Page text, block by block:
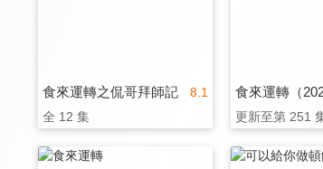
8.1
食來運轉之侃哥拜師記
全 12 集
食來運轉（
更新至第 251